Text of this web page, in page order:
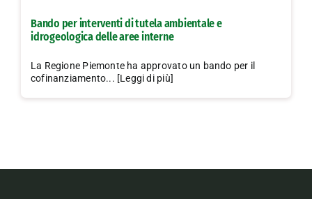
Lavora con noi
Bando per interventi di tutela ambientale e
idrogeologica delle aree interne
La Regione Piemonte ha approvato un bando per il
cofinanziamento... [Leggi di più]